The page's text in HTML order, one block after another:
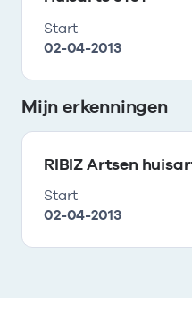
Start
02-04-2013
Mijn erkenningen
RIBIZ Artsen
Start
02-04-2013